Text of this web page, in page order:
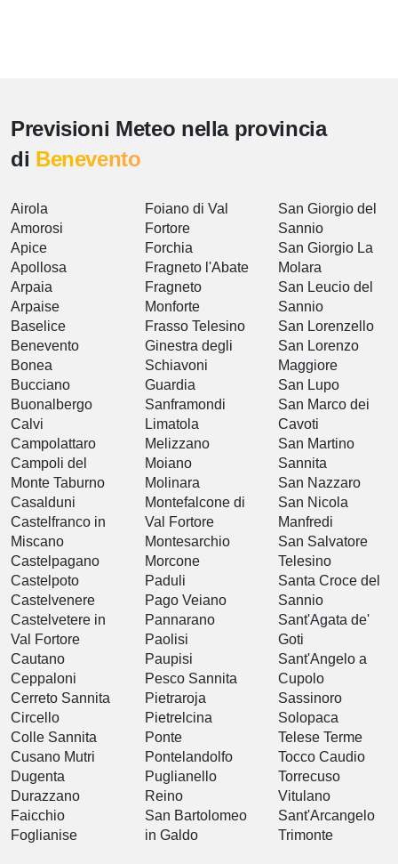
Previsioni Meteo nella provincia
di Benevento
Airola
Amorosi
Apice
Apollosa
Arpaia
Arpaise
Baselice
Benevento
Bonea
Bucciano
Buonalbergo
Calvi
Campolattaro
Campoli del
Monte Taburno
Casalduni
Castelfranco in
Miscano
Castelpagano
Castelpoto
Castelvenere
Castelvetere in
Val Fortore
Cautano
Ceppaloni
Cerreto Sannita
Circello
Colle Sannita
Cusano Mutri
Dugenta
Durazzano
Faicchio
Foglianise
Foiano di Val
Fortore
Forchia
Fragneto l'Abate
Fragneto
Monforte
Frasso Telesino
Ginestra degli
Schiavoni
Guardia
Sanframondi
Limatola
Melizzano
Moiano
Molinara
Montefalcone di
Val Fortore
Montesarchio
Morcone
Paduli
Pago Veiano
Pannarano
Paolisi
Paupisi
Pesco Sannita
Pietraroja
Pietrelcina
Ponte
Pontelandolfo
Puglianello
Reino
San Bartolomeo
in Galdo
San Giorgio del
Sannio
San Giorgio La
Molara
San Leucio del
Sannio
San Lorenzello
San Lorenzo
Maggiore
San Lupo
San Marco dei
Cavoti
San Martino
Sannita
San Nazzaro
San Nicola
Manfredi
San Salvatore
Telesino
Santa Croce del
Sannio
Sant'Agata de'
Goti
Sant'Angelo a
Cupolo
Sassinoro
Solopaca
Telese Terme
Tocco Caudio
Torrecuso
Vitulano
Sant'Arcangelo
Trimonte